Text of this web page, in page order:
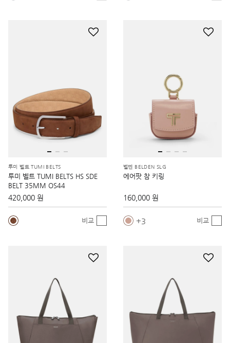
투미 벨트 TUMI BELTS
투미 벨트 TUMI BELTS HS SDE
BELT 35MM OS44
420,000 원
비교
벨덴 BELDEN SLG
에어팟 참 키링
160,000 원
3 비교